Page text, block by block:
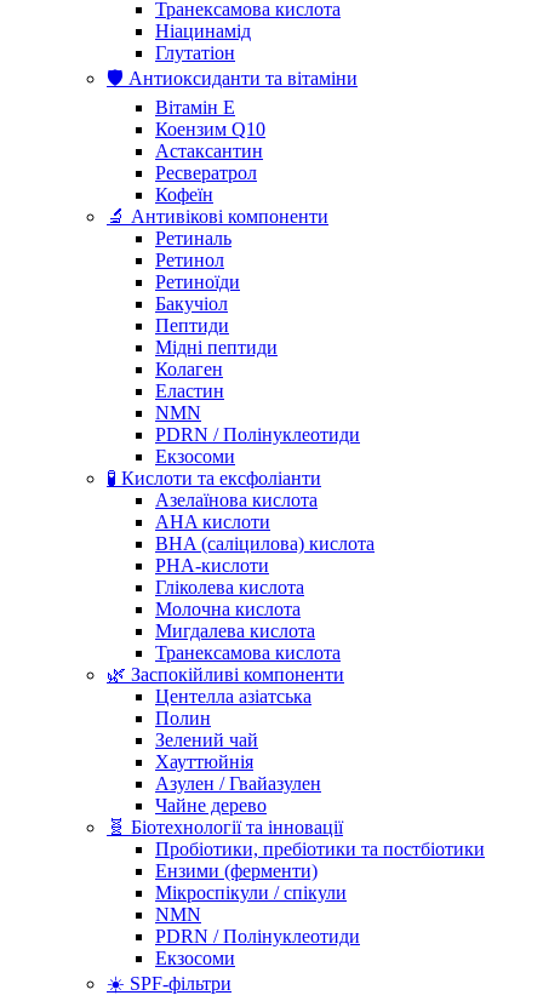
Транексамова кислота
Ніацинамід
Глутатіон
🛡️ Антиоксиданти та вітаміни
Вітамін Е
Коензим Q10
Астаксантин
Ресвератрол
Кофеїн
🔬 Антивікові компоненти
Ретиналь
Ретинол
Ретиноїди
Бакучіол
Пептиди
Мідні пептиди
Колаген
Еластин
NMN
PDRN / Полінуклеотиди
Екзосоми
🧪 Кислоти та ексфоліанти
Азелаїнова кислота
AHA кислоти
BHA (саліцилова) кислота
PHA-кислоти
Гліколева кислота
Молочна кислота
Мигдалева кислота
Транексамова кислота
🌿 Заспокійливі компоненти
Центелла азіатська
Полин
Зелений чай
Хауттюйнія
Азулен / Гвайазулен
Чайне дерево
🧬 Біотехнології та інновації
Пробіотики, пребіотики та постбіотики
Ензими (ферменти)
Мікроспікули / спікули
NMN
PDRN / Полінуклеотиди
Екзосоми
☀️ SPF-фільтри